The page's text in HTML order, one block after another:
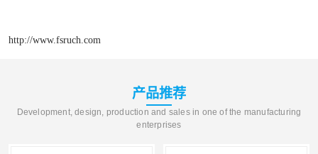
http://www.fsruch.com
产品推荐
Development, design, production and sales in one of the manufacturing
enterprises